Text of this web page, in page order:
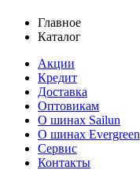
Главное
Каталог
Акции
Кредит
Доставка
Оптовикам
О шинах Sailun
О шинах Evergreen
Сервис
Контакты